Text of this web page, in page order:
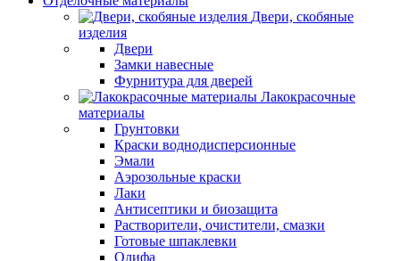
Двери, скобяные
изделия
Двери
Замки навесные
Фурнитура для дверей
Лакокрасочные
материалы
Грунтовки
Краски воднодисперсионные
Эмали
Аэрозольные краски
Лаки
Антисептики и биозащита
Растворители, очистители, смазки
Готовые шпаклевки
Олифа